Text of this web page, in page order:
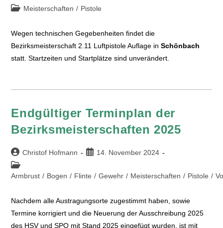
Meisterschaften / Pistole
Wegen technischen Gegebenheiten findet die
Bezirksmeisterschaft 2.11 Luftpistole Auflage inSchönbach
statt. Startzeiten und Startplätze sind unverändert.
Endgültiger Terminplan der
Bezirksmeisterschaften 2025
Christof Hofmann 14. November 2024
Armbrust / Bogen / Flinte / Gewehr / Meisterschaften / Pistole /
Nachdem alle Austragungsorte zugestimmt haben, sowie
Termine korrigiert und die Neuerung der Ausschreibung 2025
des HSV und SPO mit Stand 2025 eingefügt wurden, ist mit